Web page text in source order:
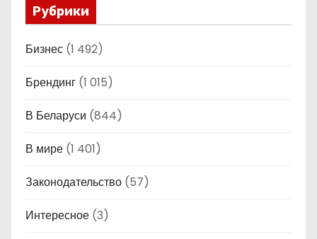
Рубрики
Бизнес (1 492)
Брендинг (1 015)
В Беларуси (844)
В мире (1 401)
Законодательство (57)
Интересное (3)